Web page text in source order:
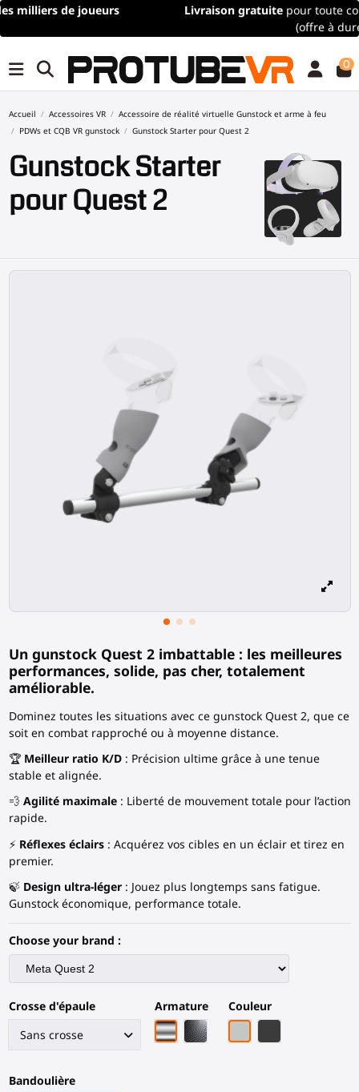
Livraison gratuitepour toute commande de plus de 100€/115$
0
Accueil Accessoires VR
Accessoire de réalité virtuelle Gunstock et arme à feu
PDWs et CQB VR gunstock
Gunstock Starter pour Quest 2
Gunstock Starter
pour Quest 2
Un gunstock Quest 2 imbattable : les meilleures
performances, solide, pas cher, totalement
améliorable.
Dominez toutes les situations avec ce gunstock Quest 2, que ce
soit en combat rapproché ou à moyenne distance.
🏆 Meilleur ratio K/D: Précision ultime grâce à une tenue
stable et alignée.
💨 Agilité maximale: Liberté de mouvement totale pour l’action
rapide.
⚡ Réflexes éclairs: Acquérez vos cibles en un éclair et tirez en
premier.
🍃 Design ultra-léger: Jouez plus longtemps sans fatigue.
Gunstock économique, performance totale.
Choose your brand :
Crosse d'épaule
Armature
Armature chrome
Armature en fibre de carbone
Couleur
Bandoulière